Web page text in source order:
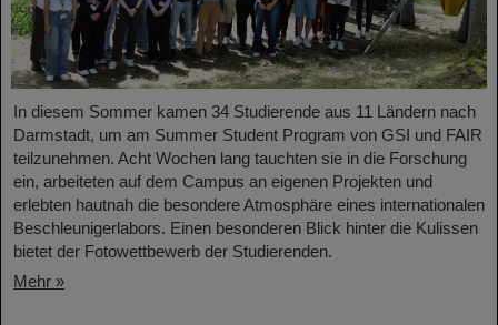
In diesem Sommer kamen 34 Studierende aus 11 Ländern nach
Darmstadt, um am Summer Student Program von GSI und FAIR
teilzunehmen. Acht Wochen lang tauchten sie in die Forschung
ein, arbeiteten auf dem Campus an eigenen Projekten und
erlebten hautnah die besondere Atmosphäre eines internationalen
Beschleunigerlabors. Einen besonderen Blick hinter die Kulissen
bietet der Fotowettbewerb der Studierenden.
Mehr »